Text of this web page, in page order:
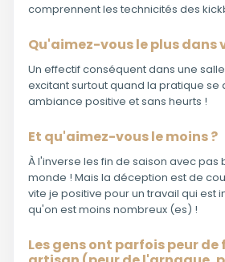
comprennent les technicités des
Qu'aimez-vous le plus dans
Un effectif conséquent dans une
excitant surtout quand la pratique se
ambiance positive et sans heurts !
Et qu'aimez-vous le moins ?
À l'inverse les fin de saison avec pas
monde ! Mais la déception est de
vite je positive pour un travail qui est
qu'on est moins nombreux (es) !
Les gens ont parfois peur de